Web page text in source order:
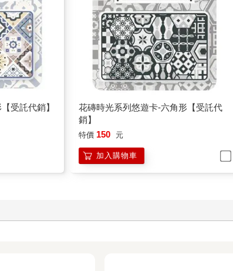
受託代銷】
花磚時光系列悠遊卡-六角形【受託代
銷】
特價 150 元
加入購物車